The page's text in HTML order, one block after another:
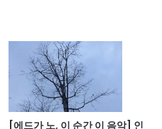
[에드가 노, 이 순간 이 음악] 인